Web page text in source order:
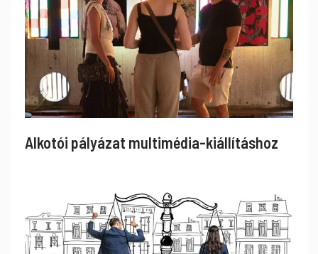
Alkotói pályázat multimédia-kiállításhoz